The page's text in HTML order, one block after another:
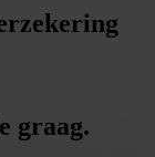
graag.